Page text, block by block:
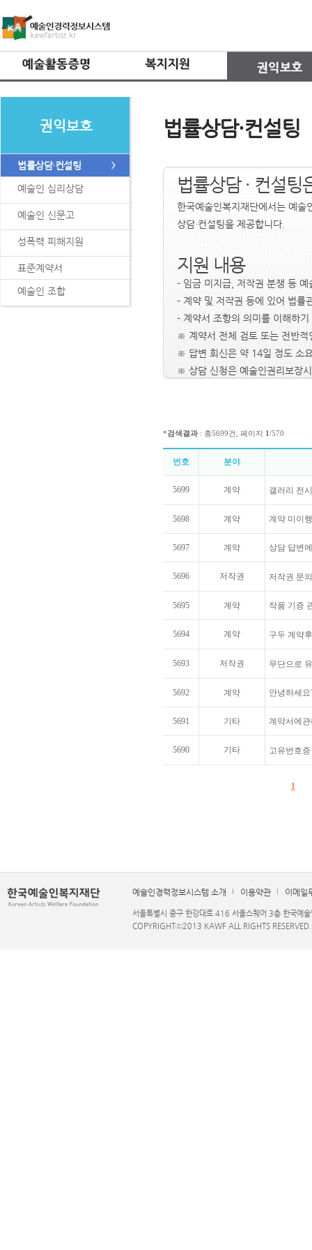
권익보호
법률상담·컨설팅
예술인 심리상담
예술인 신문고
성폭력 피해지원
표준계약서
예술인 조합
법률상담·컨설팅
법률상담 · 컨설팅
한국예술인복지재단에서는 예
상담·컨설팅을 제공합니다.
지원 내용
- 임금 미지급, 저작권 분쟁 등
- 계약 및 저작권 등에 있어 법률
- 계약서 조항의 의미를 이해하
※ 계약서 전체 검토 또는 전반적
※ 답변 회신은 약 14일 정도 소
※ 상담 신청은 예술인권리보장
*검색결과: 총5699건, 페이지 1/570
번호 분야
5699 계약 갤러리 전
5698 계약 계약 미이
5697 계약 상담 답변
5696 저작권 저작권 문의
5695 계약 작품 기증
5694 계약 구두 계약
5693 저작권 무단으로
5692 계약 안녕하세
5691 기타 계약서에
5690 기타 고유번호
1
예술인경력정보시스템 소개 이용약관 이메일
서울특별시 중구 한강대로 416 서울스퀘어 3층 한국
COPYRIGHTⓒ2013 KAWF ALL RIGHTS RESERVED.